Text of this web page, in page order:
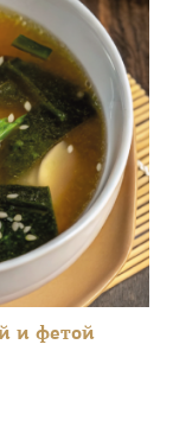
и фетой